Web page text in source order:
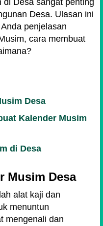
Desa. Ulasan ini
penjelasan
cara membuat
Desa
Kalender Musim
di Desa
Musim Desa
alat kaji dan
menuntun
mengenali dan